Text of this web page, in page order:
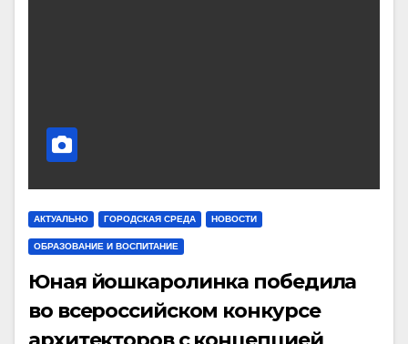
АКТУАЛЬНО ГОРОДСКАЯ СРЕДА НОВОСТИ
ОБРАЗОВАНИЕ И ВОСПИТАНИЕ
Юная йошкаролинка победила
во всероссийском конкурсе